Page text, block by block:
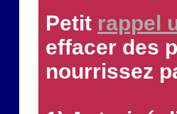
Petit rappel
effacer des
nourrissez